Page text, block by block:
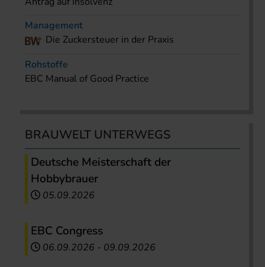
Management
Die Zuckersteuer in der Praxis
Rohstoffe
EBC Manual of Good Practice
BRAUWELT UNTERWEGS
Deutsche Meisterschaft der
Hobbybrauer
05.09.2026
EBC Congress
06.09.2026 - 09.09.2026